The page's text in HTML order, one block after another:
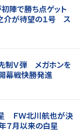
初陣で勝ち点ゲット
介が待望の１号 ス
先制Ｖ弾 メガホンを
開幕戦快勝発進
星 ＦＷ北川航也が決
７月以来の白星